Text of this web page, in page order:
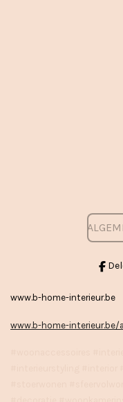
www.b-home-interieur.be
www.b-home-interieur.be/